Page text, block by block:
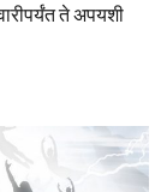
ते अपयशी